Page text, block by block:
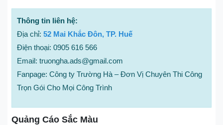
Thông tin liên hệ:
Địa chỉ: 52 Mai Khắc Đôn, TP. Huế
Điện thoại: 0905 616 566
Email: truongha.ads@gmail.com
Fanpage: Công ty Trường Hà – Đơn Vị Chuyên Thi Công
Trọn Gói Cho Mọi Công Trình
Quảng Cáo Sắc Màu